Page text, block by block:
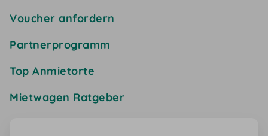
Voucher anfordern
Partnerprogramm
Top Anmietorte
Mietwagen Ratgeber